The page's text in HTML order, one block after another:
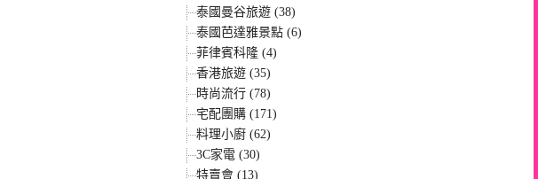
泰國曼谷旅遊 (38)
泰國芭達雅景點 (6)
菲律賓科隆 (4)
香港旅遊 (35)
時尚流行 (78)
宅配團購 (171)
料理小廚 (62)
3C家電 (30)
特賣會 (13)